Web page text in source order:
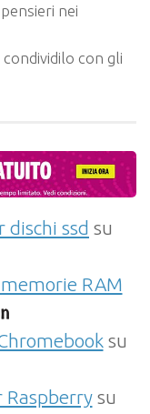
nei
con gli
ssd su
RAM
su
su